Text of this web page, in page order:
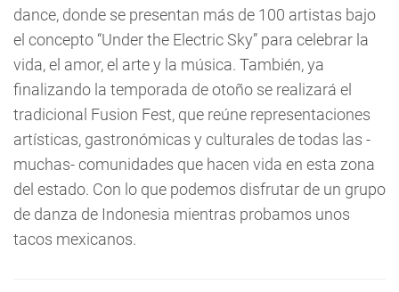
dance, donde se presentan más de 100 artistas bajo
el concepto “Under the Electric Sky” para celebrar la
vida, el amor, el arte y la música. También, ya
finalizando la temporada de otoño se realizará el
tradicional Fusion Fest, que reúne representaciones
artísticas, gastronómicas y culturales de todas las -
muchas- comunidades que hacen vida en esta zona
del estado. Con lo que podemos disfrutar de un grupo
de danza de Indonesia mientras probamos unos
tacos mexicanos.